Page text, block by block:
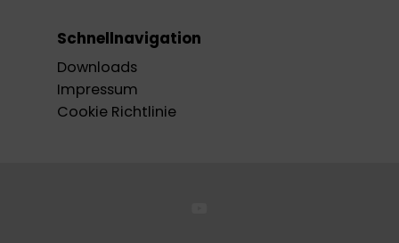
Schnellnavigation
Downloads
Impressum
Cookie Richtlinie